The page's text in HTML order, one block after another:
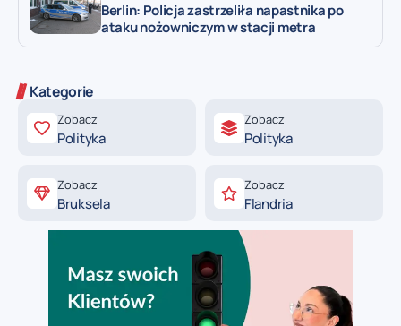
Berlin: Policja zastrzeliła napastnika po
ataku nożowniczym w stacji metra
Kategorie
Zobacz
Polityka
Zobacz
Polityka
Zobacz
Bruksela
Zobacz
Flandria